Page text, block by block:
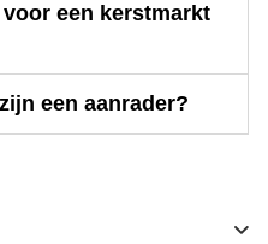
een kerstmarkt
een aanrader?